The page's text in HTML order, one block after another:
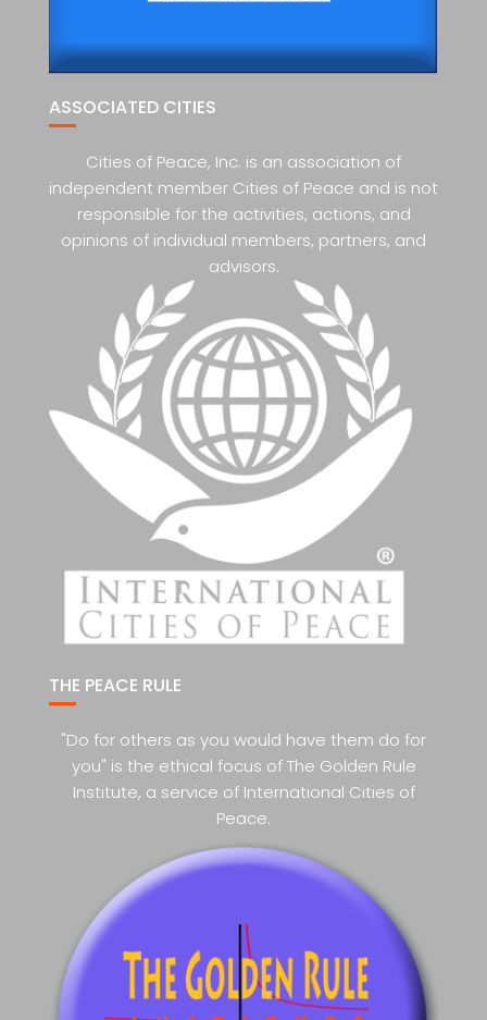
ASSOCIATED CITIES
Cities of Peace, Inc. is an association of
independent member Cities of Peace and is not
responsible for the activities, actions, and
opinions of individual members, partners, and
advisors.
THE PEACE RULE
"Do for others as you would have them do for
you" is the ethical focus of The Golden Rule
Institute, a service of International Cities of
Peace.